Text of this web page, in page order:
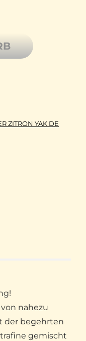
Yak de luxe 12
ZITRON YAK DE
nahezu
der begehrten
gemischt